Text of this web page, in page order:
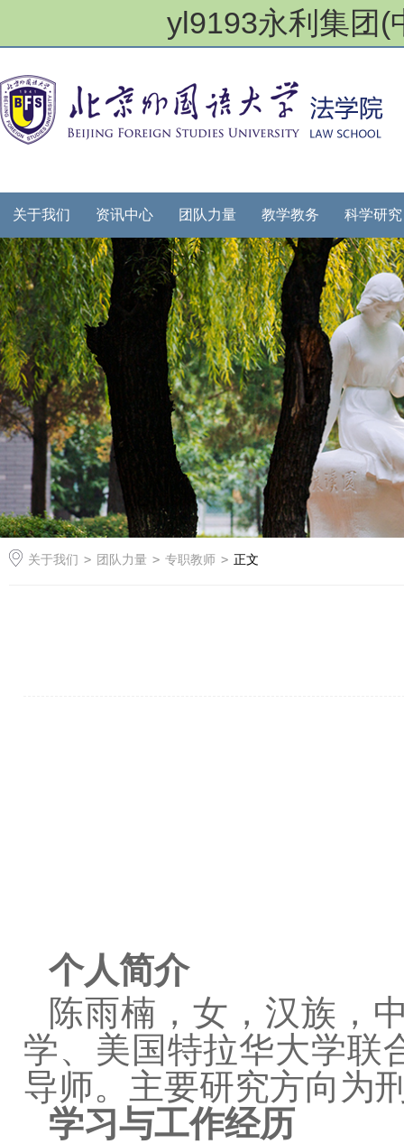
yl9193永利集团(
关于我们 资讯中心 团队力量 教学教务 科学研究
关于我们 > 团队力量 > 专职教师 > 正文
个人简介
陈雨楠，女，汉族，
学、美国特拉华大学联
导师。主要研究方向为
学习与工作经历